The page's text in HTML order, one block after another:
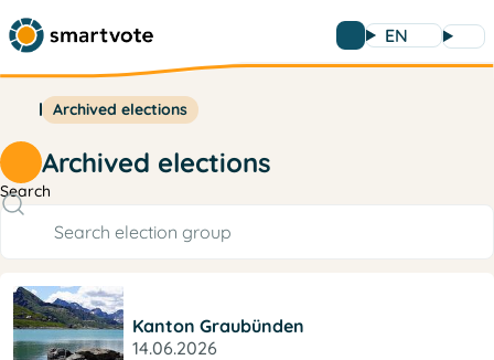
EN
Archived elections
Archived elections
Search
Kanton Graubünden
14.06.2026